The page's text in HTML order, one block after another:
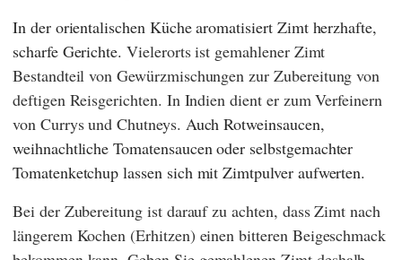
In der orientalischen Küche aromatisiert Zimt herzhafte,
scharfe Gerichte.Vielerorts ist gemahlener Zimt
Bestandteil von Gewürzmischungen zur Zubereitung von
deftigen Reisgerichten. In Indien dient er zum Verfeinern
von Currys und Chutneys. Auch Rotweinsaucen,
weihnachtliche Tomatensaucen oder selbstgemachter
Tomatenketchup lassen sich mit Zimtpulver aufwerten.
Bei der Zubereitung ist darauf zu achten, dass Zimt nach
längerem Kochen (Erhitzen) einen bitteren Beigeschmack